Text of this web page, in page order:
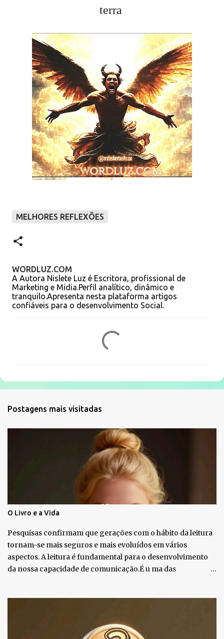
terra
MELHORES REFLEXÕES
WORDLUZ.COM
A Autora Nislete Luz é Escritora, profissional de
Marketing e Midia.Perfil analítico, dinâmico e
tranquilo.Apresenta nesta plataforma artigos
confiáveis para o desenvolvimento Social.
n
Postagens mais visitadas
O Livro e a Vida
Pesquisas confirmam que gerações com o hábito da leitura
tornam-se mais seguros e mais evoluídos em vários
aspectos. A leitura é fundamental para o desenvolvimento
da nossa capacidade de comunicação.É u ma das
Em períodos muito difíceis na fase adulta, a leitura